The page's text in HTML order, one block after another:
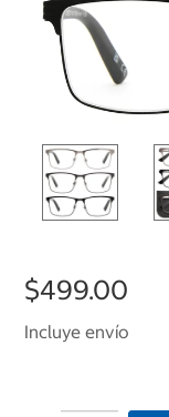
$499.00
Incluye envío